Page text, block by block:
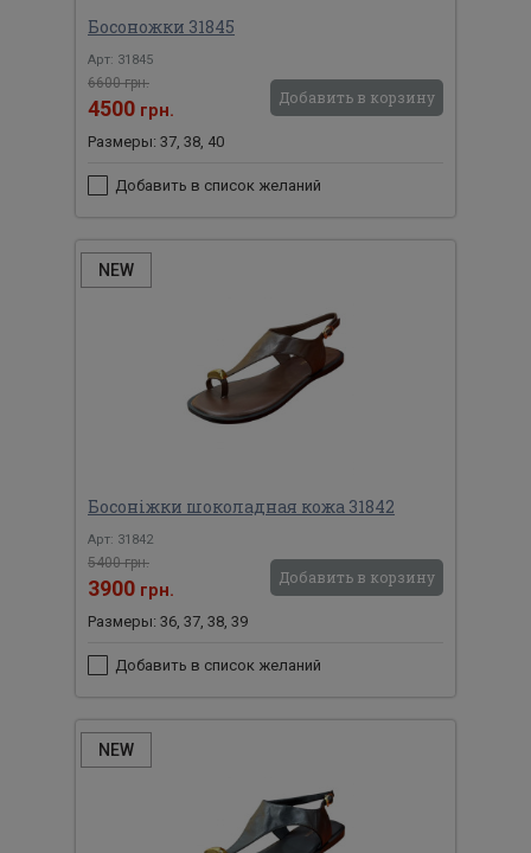
Босоножки 31845
Арт: 31845
6600 грн.
4500 грн.
Добавить в корзину
Размеры: 37, 38, 40
Добавить в список желаний
NEW
Босоніжки шоколадная кожа 31842
Арт: 31842
5400 грн.
3900 грн.
Добавить в корзину
Размеры: 36, 37, 38, 39
Добавить в список желаний
NEW